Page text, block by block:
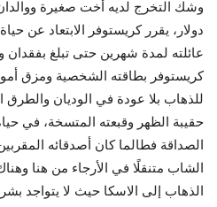
دولار، يقرر كريستوفر الابتعاد عن
عائلته لمدة شهرين حتى تبلغ
كريستوفر بطاقته الشخصية ومزق
للذهاب بلا عودة في الوديان والطرق
حقيبة الظهر وقبعته المتسخة، في
الصداقة فطالما كان أصدقائه
الشاب متنقلًا في الأرجاء من هنا
الذهاب إلى الاسكا حيث لا يتواجد